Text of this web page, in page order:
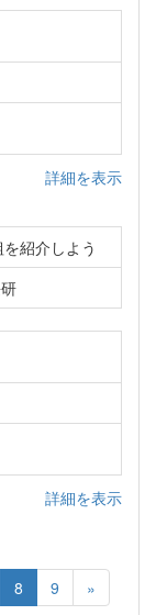
詳細を表示
紹介しよう
詳細を表示
8 9 »